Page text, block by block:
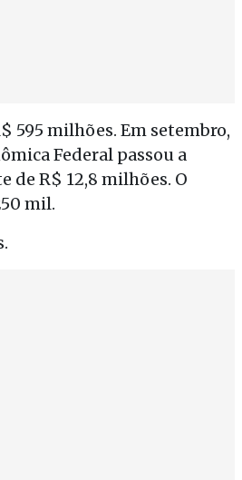
595 milhões. Em setembro,
Federal passou a
de R$ 12,8 milhões. O
mil.